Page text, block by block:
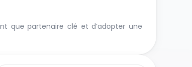
que partenaire clé et d’adopter une